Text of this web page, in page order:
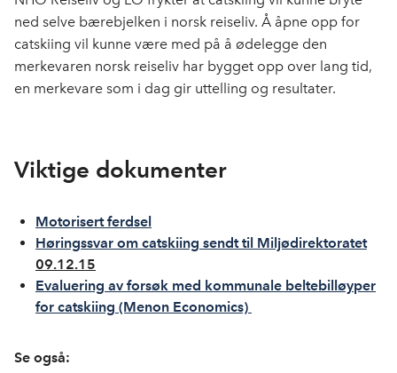
ned selve bærebjelken i norsk reiseliv. Å åpne opp for
catskiing vil kunne være med på å ødelegge den
merkevaren norsk reiseliv har bygget opp over lang tid,
en merkevare som i dag gir uttelling og resultater.
Viktige dokumenter
Motorisert ferdsel
Høringssvar om catskiing sendt til Miljødirektoratet
09.12.15
Evaluering av forsøk med kommunale beltebilløyper
for catskiing (Menon Economics)
Se også: